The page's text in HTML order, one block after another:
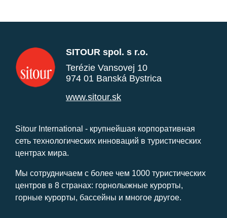
SITOUR spol. s r.o.
Terézie Vansovej 10
974 01 Banská Bystrica
www.sitour.sk
Sitour International - крупнейшая корпоративная
сеть технологических инноваций в туристических
центрах мира.
Мы сотрудничаем с более чем 1000 туристических
центров в 8 странах: горнолыжные курорты,
горные курорты, бассейны и многое другое.